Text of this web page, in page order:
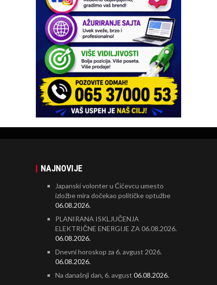
NAJNOVIJE
Japanski volonter u Ćićevcu umesto
izložbe mira dočekao političke optužbe
06.08.2026.
PLANIRANA ISKLJUČENJA
ELEKTRIČNE ENERGIJE ZA 06.08.2026.
06.08.2026.
Dnevni horoskop za 6. avgust 2026.
06.08.2026.
Na današnji dan, 6. avgust 06.08.2026.